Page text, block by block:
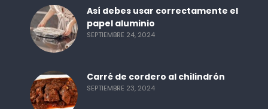
Así debes usar correctamente el
papel aluminio
SEPTIEMBRE 24, 2024
Carré de cordero al chilindrón
SEPTIEMBRE 23, 2024